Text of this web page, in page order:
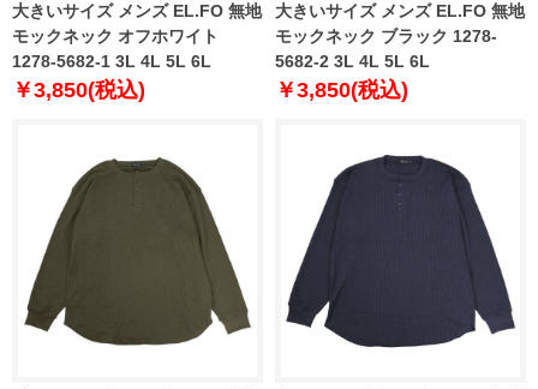
大きいサイズ メンズ EL.FO 無地
モックネック オフホワイト
1278-5682-1 3L 4L 5L 6L
￥3,850(税込)
大きいサイズ メンズ EL.FO 無地
モックネック ブラック 1278-
5682-2 3L 4L 5L 6L
￥3,850(税込)